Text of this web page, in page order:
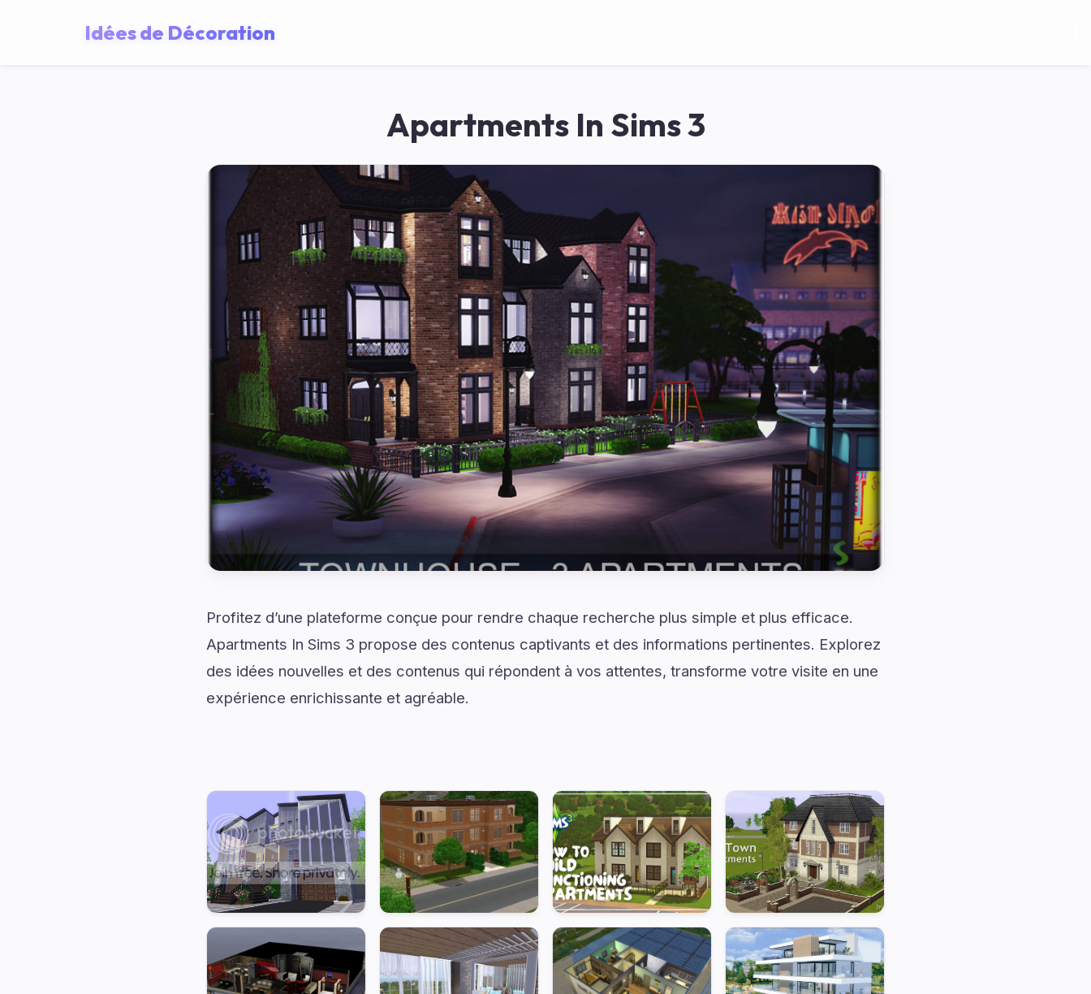
Idées de Décoration
Apartments In Sims 3
Profitez d’une plateforme conçue pour rendre chaque recherche plus simple et plus efficace.
Apartments In Sims 3 propose des contenus captivants et des informations pertinentes. Explorez
des idées nouvelles et des contenus qui répondent à vos attentes, transforme votre visite en une
expérience enrichissante et agréable.